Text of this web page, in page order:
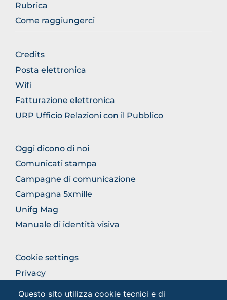
Questo sito utilizza cookie tecnici e di
Rubrica
Come raggiungerci
FOOTER
GENERICO
Credits
Posta elettronica
Wifi
Fatturazione elettronica
URP Ufficio Relazioni con il Pubblico
FOOTER
COMUNICAZIONE
Oggi dicono di noi
Comunicati stampa
Campagne di comunicazione
Campagna 5xmille
Unifg Mag
Manuale di identità visiva
FOOTER
COLONNA
DESTRA
Cookie settings
Privacy